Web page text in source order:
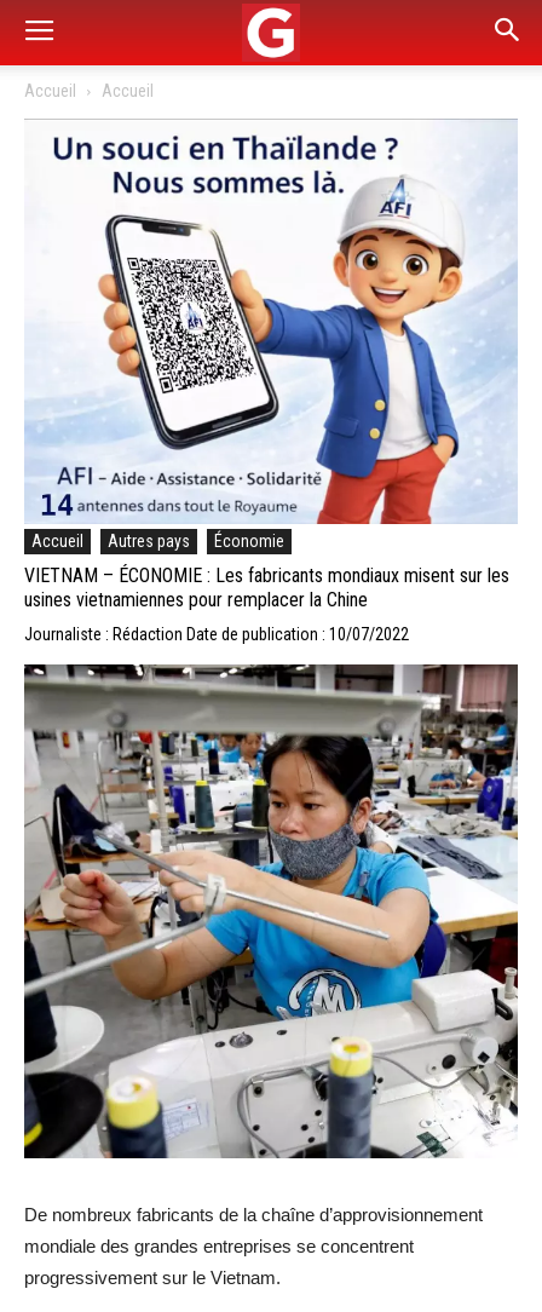
Accueil Accueil
Accueil Autres pays Économie
VIETNAM – ÉCONOMIE : Les fabricants mondiaux misent sur les
usines vietnamiennes pour remplacer la Chine
Journaliste : Rédaction Date de publication : 10/07/2022
De nombreux fabricants de la chaîne d’approvisionnement
mondiale des grandes entreprises se concentrent
progressivement sur le Vietnam.